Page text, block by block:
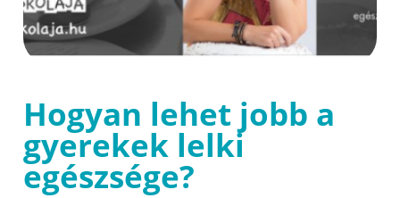
Hogyan lehet jobb a
gyerekek lelki
egészsége?